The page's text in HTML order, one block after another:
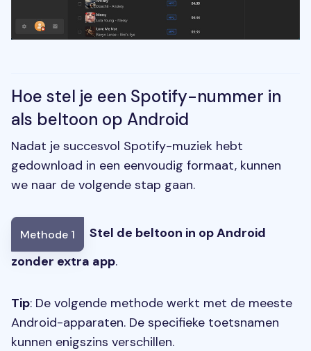
Hoe stel je een Spotify-nummer in
als beltoon op Android
Nadat je succesvol Spotify-muziek hebt
gedownload in een eenvoudig formaat, kunnen
we naar de volgende stap gaan.
Methode 1
Stel de beltoon in op Android
zonder extra app.
Tip: De volgende methode werkt met de meeste
Android-apparaten. De specifieke toetsnamen
kunnen enigszins verschillen.